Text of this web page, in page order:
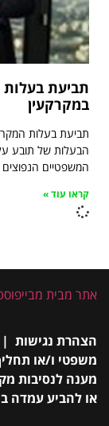
תביעת בעלות
במקרקעין
תביעת בעלות
הבעלות של תובע
המשפטיים הנפוצים
קראו עוד »
אתר מבית
הצהרת נגישות |
משפטי ו/או
מענה לנסיבות
או להביע עמדה